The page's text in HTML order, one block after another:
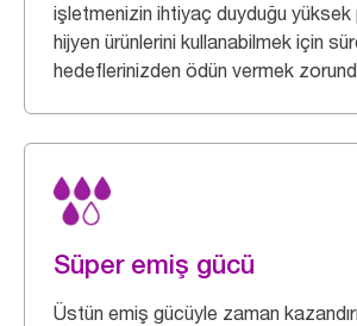
işletmenizin ihtiyaç duyduğu yüksek
hijyen ürünlerini kullanabilmek için
hedeflerinizden ödün vermek
Süper emiş gücü
Üstün emiş gücüyle zaman